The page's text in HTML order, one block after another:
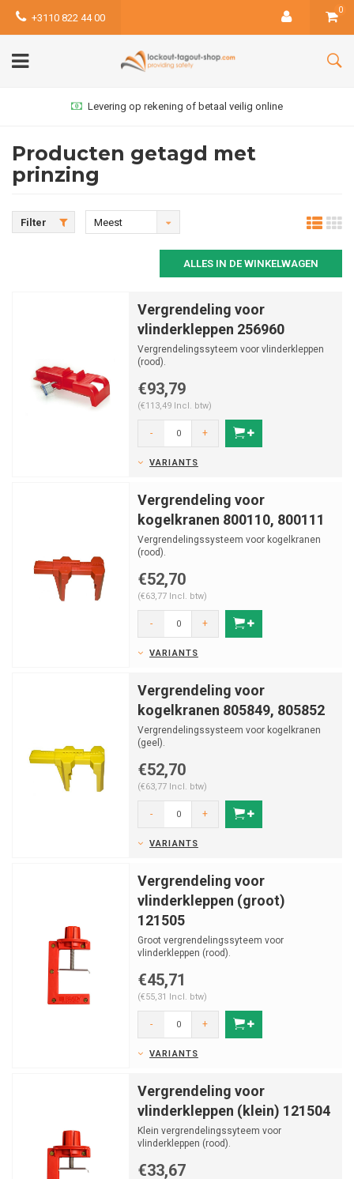
+3110 822 44 00
0
Levering op rekening of betaal veilig online
Producten getagd met
prinzing
Filter
Meest
ALLES IN DE WINKELWAGEN
Vergrendeling voor
vlinderkleppen 256960
Vergrendelingssyteem voor vlinderkleppen
(rood).
€93,79
(€113,49 Incl. btw)
- +
VARIANTS
Vergrendeling voor
kogelkranen 800110, 800111
Vergrendelingssysteem voor kogelkranen
(rood).
€52,70
(€63,77 Incl. btw)
- +
VARIANTS
Vergrendeling voor
kogelkranen 805849, 805852
Vergrendelingssysteem voor kogelkranen
(geel).
€52,70
(€63,77 Incl. btw)
- +
VARIANTS
Vergrendeling voor
vlinderkleppen (groot)
121505
Groot vergrendelingssyteem voor
vlinderkleppen (rood).
€45,71
(€55,31 Incl. btw)
- +
VARIANTS
Vergrendeling voor
vlinderkleppen (klein) 121504
Klein vergrendelingssyteem voor
vlinderkleppen (rood).
€33,67